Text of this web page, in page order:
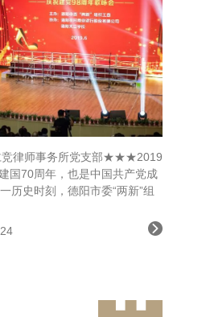
律师事务所党支部★★★2019
国70周年，也是中国共产党成
历史时刻，德阳市委“两新”组
午14:00，整个活动拉开帷
、组织部部长王华蓉为演出致